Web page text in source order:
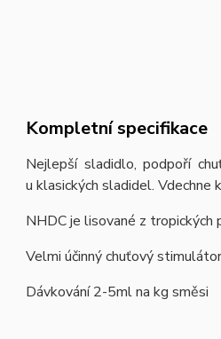
Kompletní specifikace
Nejlepší sladidlo, podpoří
u klasických sladidel.
NHDC je lisované z tropických
Velmi účinný chuťový
Dávkování 2-5ml na kg směsi